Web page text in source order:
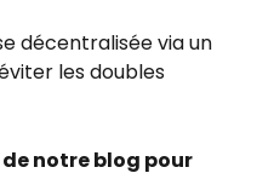
décentralisée via un
les doubles
notre blog pour